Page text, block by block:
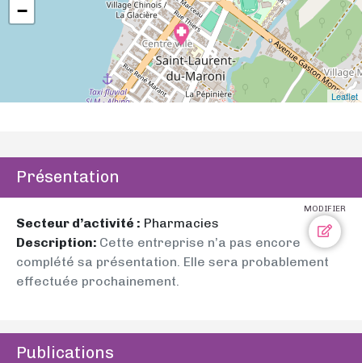
−
Leaflet
Présentation
MODIFIER
Secteur d’activité : Pharmacies
Description: Cette entreprise n’a pas encore
complété sa présentation. Elle sera probablement
effectuée prochainement.
Publications